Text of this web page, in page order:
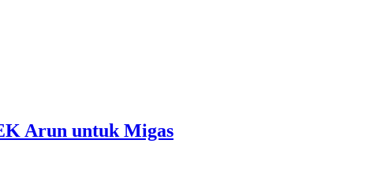
Arun untuk Migas